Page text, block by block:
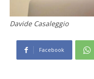
Davide Casaleggio
Facebook